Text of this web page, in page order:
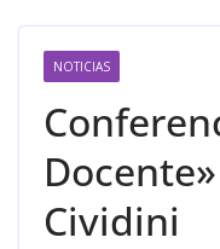
NOTICIAS
Cividini